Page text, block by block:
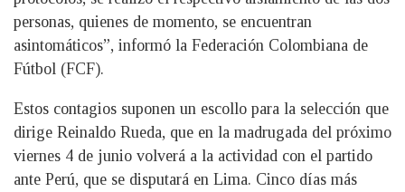
personas, quienes de momento, se encuentran
asintomáticos”, informó la Federación Colombiana de
Fútbol (FCF).
Estos contagios suponen un escollo para la selección que
dirige Reinaldo Rueda, que en la madrugada del próximo
viernes 4 de junio volverá a la actividad con el partido
ante Perú, que se disputará en Lima. Cinco días más